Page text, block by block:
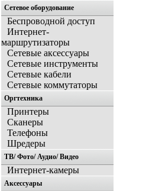
Сетевое оборудование
Беспроводной доступ
Интернет-
маршрутизаторы
Сетевые аксессуары
Сетевые инструменты
Сетевые кабели
Сетевые коммутаторы
Оргтехника
Принтеры
Сканеры
Телефоны
Шредеры
ТВ/ Фото/ Аудио/ Видео
Интернет-камеры
Аксессуары